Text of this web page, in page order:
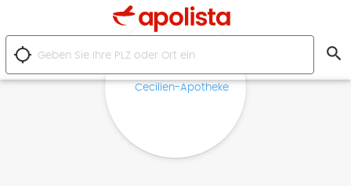
location_searching search